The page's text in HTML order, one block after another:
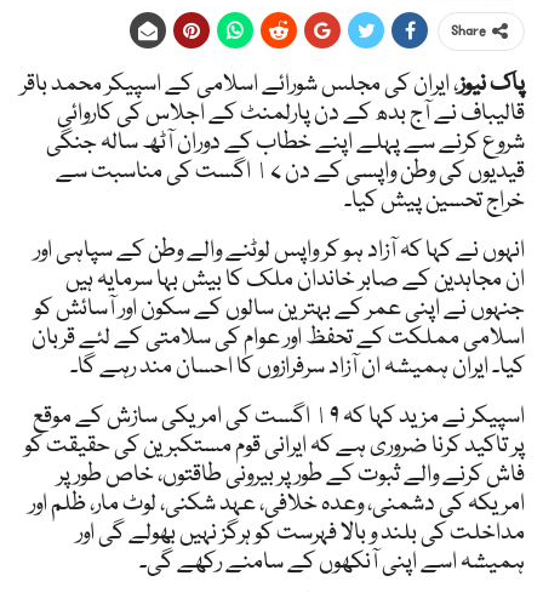
Share
پاک نیوز، ایران کی مجلس شورائے اسلامی کے اسپیکر محمد باقر
قالیباف نے آج بدھ کے دن پارلمنٹ کے اجلاس کی کاروائی
شروع کرنے سے پہلے اپنے خطاب کے دوران آٹھ سالہ جنگی
قیدیوں کی وطن واپسی کے دن ١۷ اگست کی مناسبت سے
خراج تحسین پیش کیا۔
انہوں نے کہا کہ آزاد ہو کر واپس لوٹنے والے وطن کے سپاہی اور
ان مجاہدین کے صابر خاندان ملک کا بیش بہا سرمایہ ہیں
جنہوں نے اپنی عمر کے بہترین سالوں کے سکون اور آسائش کو
اسلامی مملکت کے تحفظ اور عوام کی سلامتی کے لئے قربان
کیا۔ ایران ہمیشہ ان آزاد سرفرازوں کا احسان مند رہے گا۔
اسپیکر نے مزید کہا کہ ١۹ اگست کی امریکی سازش کے موقع
پر تاکید کرنا ضروری ہے کہ ایرانی قوم مستکبرین کی حقیقت کو
فاش کرنے والے ثبوت کے طور پر بیرونی طاقتوں، خاص طور پر
امریکہ کی دشمنی، وعدہ خلافی، عہد شکنی، لوٹ مار، ظلم اور
مداخلت کی بلند و بالا فہرست کو ہرگز نہیں بھولے گی اور
ہمیشہ اسے اپنی آنکھوں کے سامنے رکھے گی۔